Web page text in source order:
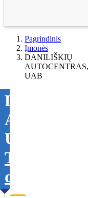
Pagrindinis
Įmonės
DANILIŠKIŲ
AUTOCENTRAS,
UAB
UAB
Tikslinti
duomenis